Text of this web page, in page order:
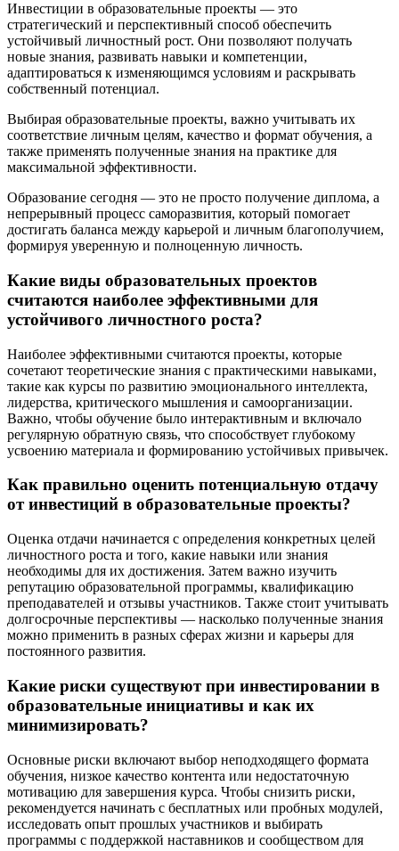
Инвестиции в образовательные проекты — это
стратегический и перспективный способ обеспечить
устойчивый личностный рост. Они позволяют получать
новые знания, развивать навыки и компетенции,
адаптироваться к изменяющимся условиям и раскрывать
собственный потенциал.
Выбирая образовательные проекты, важно учитывать их
соответствие личным целям, качество и формат обучения, а
также применять полученные знания на практике для
максимальной эффективности.
Образование сегодня — это не просто получение диплома, а
непрерывный процесс саморазвития, который помогает
достигать баланса между карьерой и личным благополучием,
формируя уверенную и полноценную личность.
Какие виды образовательных проектов
считаются наиболее эффективными для
устойчивого личностного роста?
Наиболее эффективными считаются проекты, которые
сочетают теоретические знания с практическими навыками,
такие как курсы по развитию эмоционального интеллекта,
лидерства, критического мышления и самоорганизации.
Важно, чтобы обучение было интерактивным и включало
регулярную обратную связь, что способствует глубокому
усвоению материала и формированию устойчивых привычек.
Как правильно оценить потенциальную отдачу
от инвестиций в образовательные проекты?
Оценка отдачи начинается с определения конкретных целей
личностного роста и того, какие навыки или знания
необходимы для их достижения. Затем важно изучить
репутацию образовательной программы, квалификацию
преподавателей и отзывы участников. Также стоит учитывать
долгосрочные перспективы — насколько полученные знания
можно применить в разных сферах жизни и карьеры для
постоянного развития.
Какие риски существуют при инвестировании в
образовательные инициативы и как их
минимизировать?
Основные риски включают выбор неподходящего формата
обучения, низкое качество контента или недостаточную
мотивацию для завершения курса. Чтобы снизить риски,
рекомендуется начинать с бесплатных или пробных модулей,
исследовать опыт прошлых участников и выбирать
программы с поддержкой наставников и сообществом для